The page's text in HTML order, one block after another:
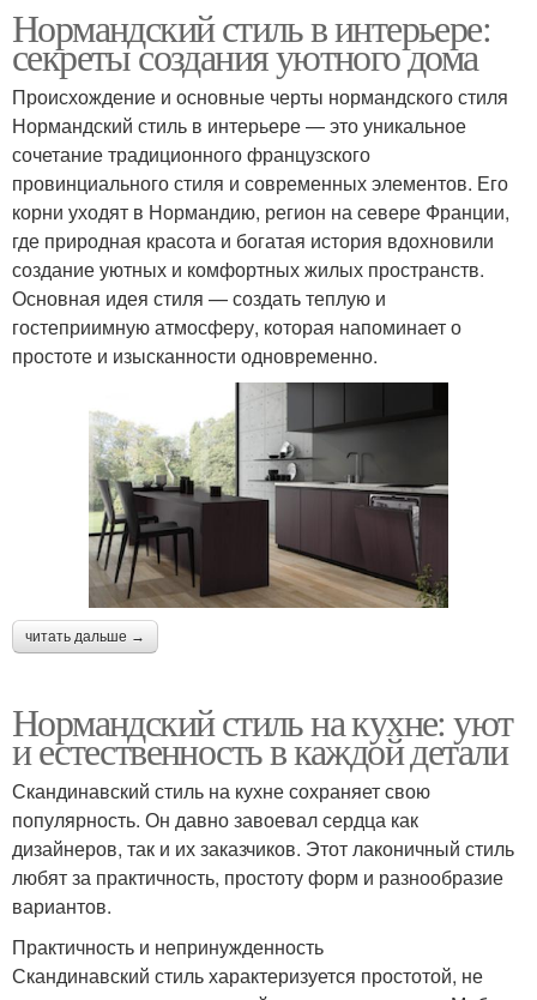
Нормандский стиль в интерьере:
секреты создания уютного дома
Происхождение и основные черты нормандского стиля
Нормандский стиль в интерьере — это уникальное
сочетание традиционного французского
провинциального стиля и современных элементов. Его
корни уходят в Нормандию, регион на севере Франции,
где природная красота и богатая история вдохновили
создание уютных и комфортных жилых пространств.
Основная идея стиля — создать теплую и
гостеприимную атмосферу, которая напоминает о
простоте и изысканности одновременно.
читать дальше →
Нормандский стиль на кухне: уют
и естественность в каждой детали
Скандинавский стиль на кухне сохраняет свою
популярность. Он давно завоевал сердца как
дизайнеров, так и их заказчиков. Этот лаконичный стиль
любят за практичность, простоту форм и разнообразие
вариантов.
Практичность и непринужденность
Скандинавский стиль характеризуется простотой, не